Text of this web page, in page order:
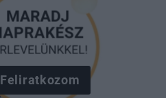
Feliratkozom